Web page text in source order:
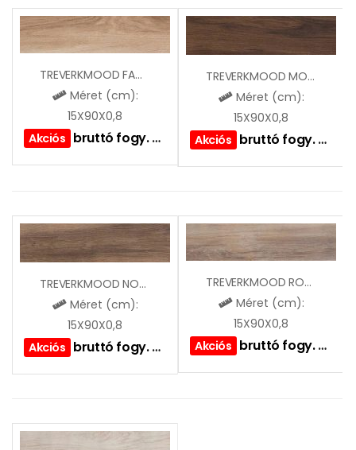
TREVERKMOOD FAGGIO
Méret (cm):
15X90X0,8
Akciós bruttó fogy. ár: 7990Ft
TREVERKMOOD MOGANO
Méret (cm):
15X90X0,8
Akciós bruttó fogy. ár:
TREVERKMOOD NOCE
Méret (cm):
15X90X0,8
Akciós bruttó fogy. ár: 7990Ft
TREVERKMOOD ROVERE
Méret (cm):
15X90X0,8
Akciós bruttó fogy. ár: